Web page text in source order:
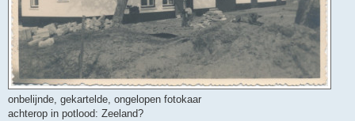
onbelijnde, gekartelde, ongelopen fotokaar
achterop in potlood: Zeeland?